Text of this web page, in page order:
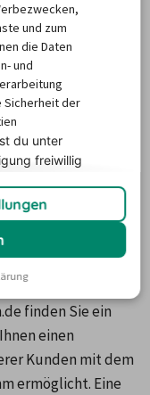
der
Ihren Wünschen
Hamm. Durch den
bietet der
Ihnen
und
Angebot.
Filterbox Ihre
Leihfahrzeug
aus. Sie
infrage
Angebotsdetails.
finden Sie ein
einen
Kunden mit dem
ermöglicht. Eine
und zum
die Daten
und
Sicherheit der
du unter
freiwillig